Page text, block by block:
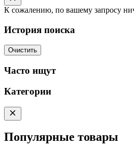
К сожалению, по вашему запросу
История поиска
Очистить
Часто ищут
Категории
Популярные товары